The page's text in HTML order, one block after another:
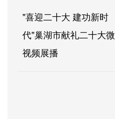
"喜迎二十大 建功新时
代"巢湖市献礼二十大微
视频展播